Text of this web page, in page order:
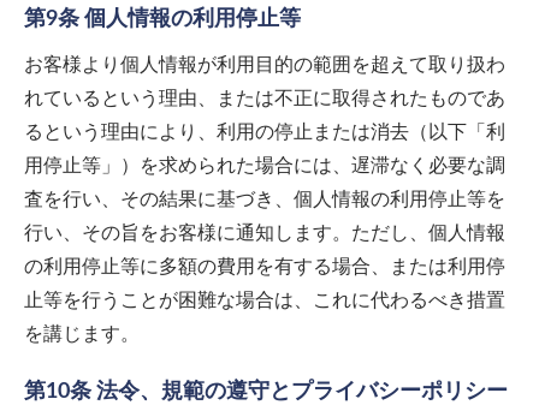
第9条 個人情報の利用停止等
お客様より個人情報が利用目的の範囲を超えて取り扱わ
れているという理由、または不正に取得されたものであ
るという理由により、利用の停止または消去（以下「利
用停止等」）を求められた場合には、遅滞なく必要な調
査を行い、その結果に基づき、個人情報の利用停止等を
行い、その旨をお客様に通知します。ただし、個人情報
の利用停止等に多額の費用を有する場合、または利用停
止等を行うことが困難な場合は、これに代わるべき措置
を講じます。
第10条 法令、規範の遵守とプライバシーポリシー